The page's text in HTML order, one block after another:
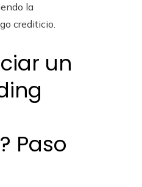
la
crediticio.
un
Paso